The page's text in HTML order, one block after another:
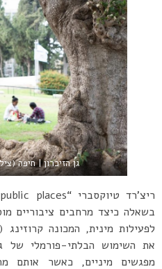
גן הזיכרון | חיפה
בשאלה כיצד מרחבים ציבוריים
את השימוש הבלתי-פורמלי של
מפגשים מיניים, כאשר אותם